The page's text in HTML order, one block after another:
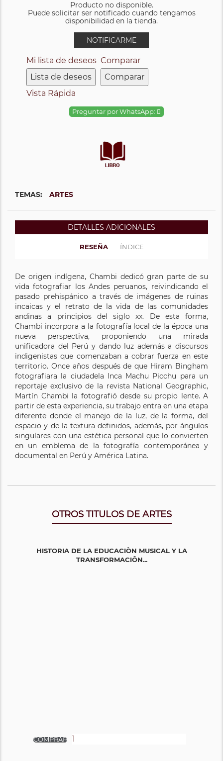
Producto no disponible.
Puede solicitar ser notificado cuando tengamos
disponibilidad en la tienda.
NOTIFICARME
Mi lista de deseos
Lista de deseos
Comparar
Comparar
Vista Rápida
Preguntar por WhatsApp:
TEMAS: ARTES
DETALLES ADICIONALES
RESEÑA ÍNDICE
De origen indígena, Chambi dedicó gran parte de su
vida fotografiar los Andes peruanos, reivindicando el
pasado prehispánico a través de imágenes de ruinas
incaicas y el retrato de la vida de las comunidades
andinas a principios del siglo xx. De esta forma,
Chambi incorpora a la fotografía local de la época una
nueva perspectiva, proponiendo una mirada
unificadora del Perú y dando luz además a discursos
indigenistas que comenzaban a cobrar fuerza en este
territorio. Once años después de que Hiram Bingham
fotografiara la ciudadela Inca Machu Picchu para un
reportaje exclusivo de la revista National Geographic,
Martín Chambi la fotografió desde su propio lente. A
partir de esta experiencia, su trabajo entra en una etapa
diferente donde el manejo de la luz, de la forma, del
espacio y de la textura definidos, además, por ángulos
singulares con una estética personal que lo convierten
en un emblema de la fotografía contemporánea y
documental en Perú y América Latina.
OTROS TITULOS DE ARTES
HISTORIA DE LA EDUCACIÒN MUSICAL Y LA
TRANSFORMACIÔN...